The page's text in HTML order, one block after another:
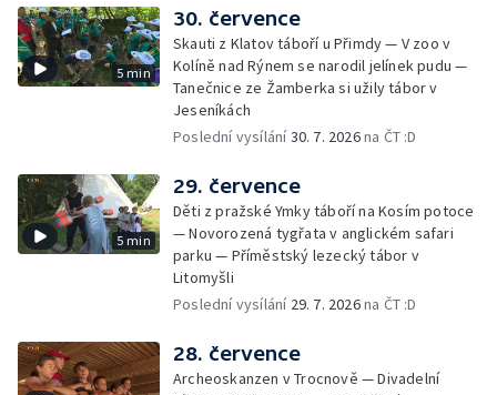
5 min
30. července
Skauti z Klatov táboří u Přimdy — V zoo v
Kolíně nad Rýnem se narodil jelínek pudu —
Tanečnice ze Žamberka si užily tábor v
Jeseníkách
Poslední vysílání30. 7. 2026na ČT :D
5 min
29. července
Děti z pražské Ymky táboří na Kosím potoce
— Novorozená tygřata v anglickém safari
parku — Příměstský lezecký tábor v
Litomyšli
Poslední vysílání 29. 7. 2026na ČT :D
28. července
Archeoskanzen v Trocnově — Divadelní